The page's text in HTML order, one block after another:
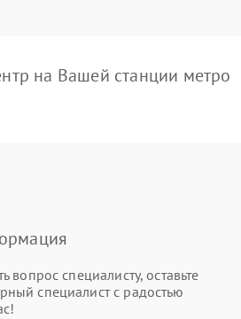
на Вашей станции метро
вопрос специалисту, оставьте
специалист с радостью